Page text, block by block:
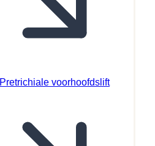
Pretrichiale voorhoofdslift